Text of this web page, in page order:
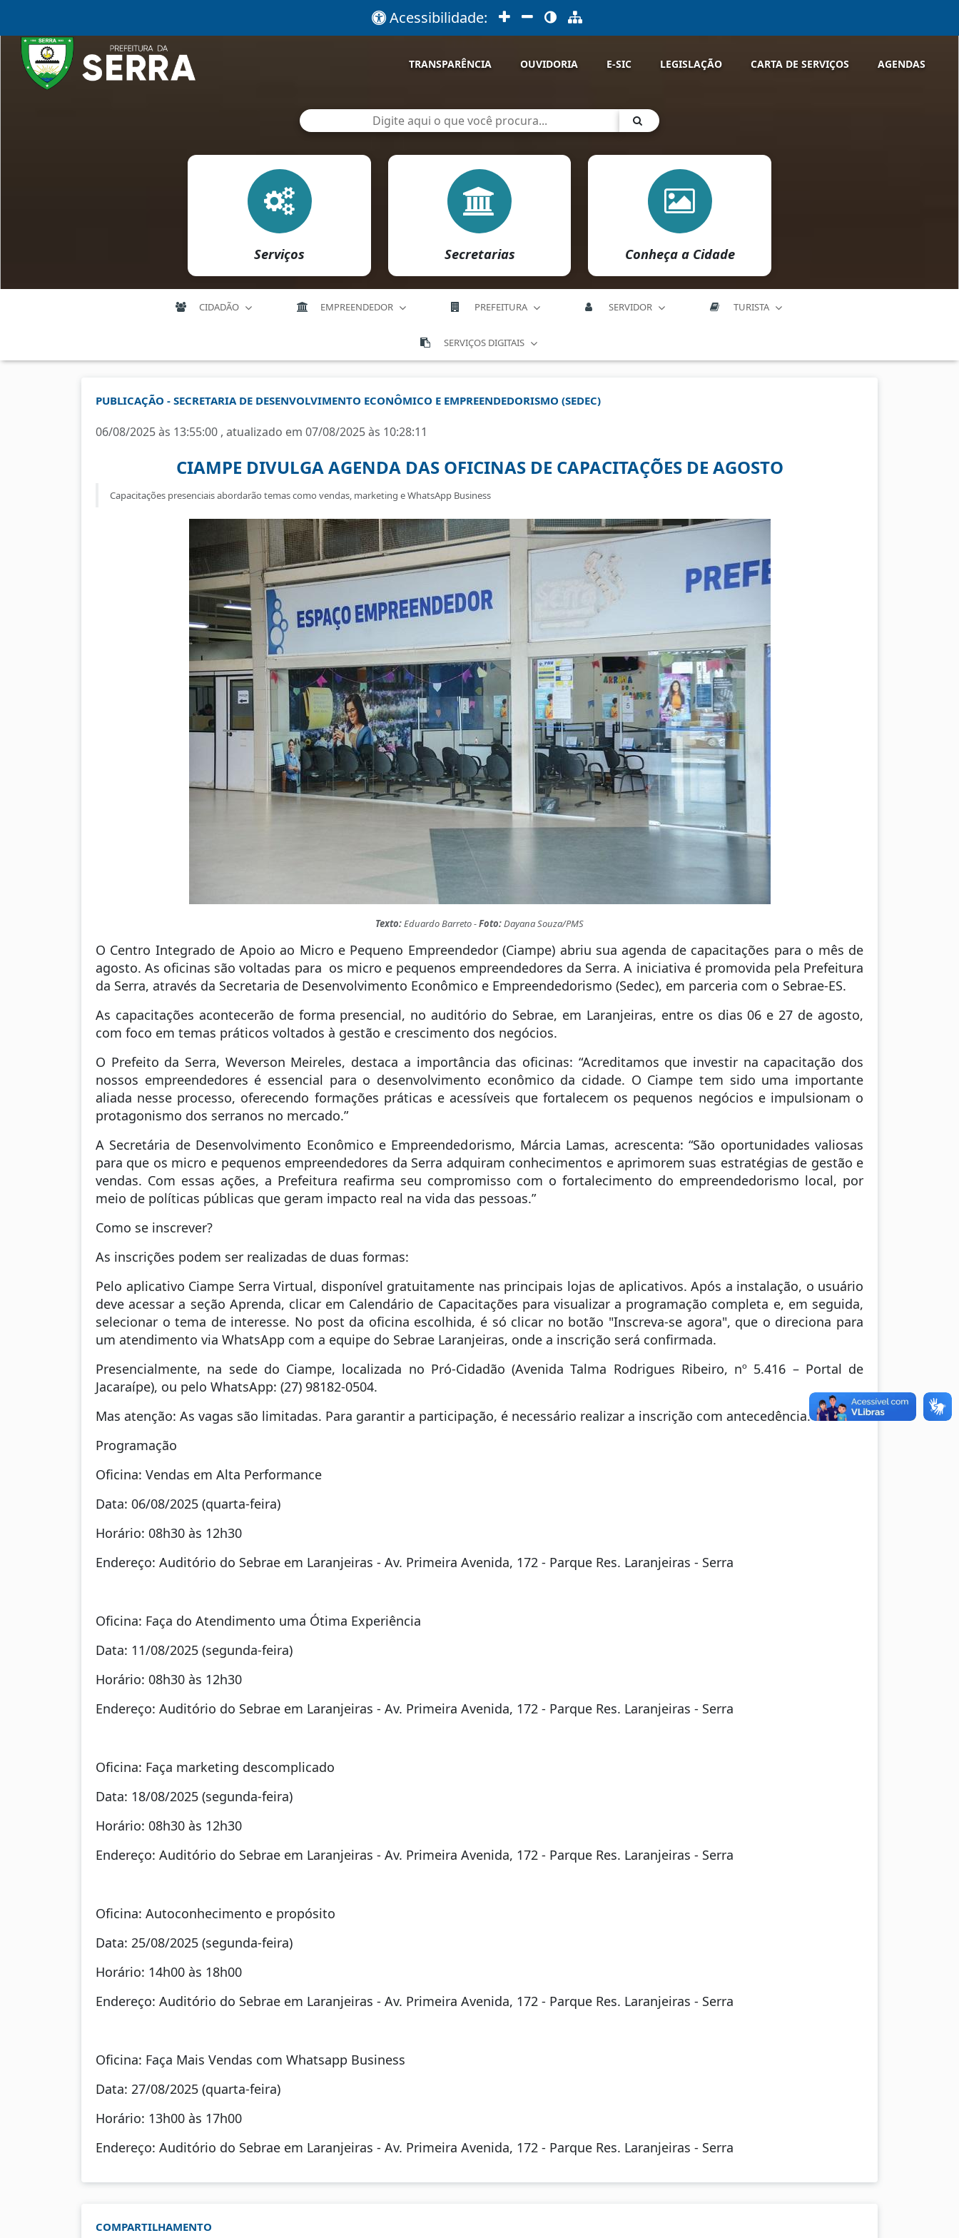
Acessibilidade:
TRANSPARÊNCIA OUVIDORIA E-SIC LEGISLAÇÃO CARTA DE SERVIÇOS AGENDAS
Serviços Secretarias Conheça a Cidade
CIDADÃO EMPREENDEDOR PREFEITURA SERVIDOR TURISTA
SERVIÇOS DIGITAIS
PUBLICAÇÃO - SECRETARIA DE DESENVOLVIMENTO ECONÔMICO E EMPREENDEDORISMO (SEDEC)
06/08/2025 às 13:55:00 , atualizado em 07/08/2025 às 10:28:11
CIAMPE DIVULGA AGENDA DAS OFICINAS DE CAPACITAÇÕES DE AGOSTO
Capacitações presenciais abordarão temas como vendas, marketing e WhatsApp Business
Texto:Eduardo Barreto -Foto:Dayana Souza/PMS
O Centro Integrado de Apoio ao Micro e Pequeno Empreendedor (Ciampe) abriu sua agenda de capacitações para o mês de
agosto. As oficinas são voltadas para os micro e pequenos empreendedores da Serra. A iniciativa é promovida pela Prefeitura
da Serra, através da Secretaria de Desenvolvimento Econômico e Empreendedorismo (Sedec), em parceria com o Sebrae-ES.
As capacitações acontecerão de forma presencial, no auditório do Sebrae, em Laranjeiras, entre os dias 06 e 27 de agosto,
com foco em temas práticos voltados à gestão e crescimento dos negócios.
O Prefeito da Serra, Weverson Meireles, destaca a importância das oficinas: “Acreditamos que investir na capacitação dos
nossos empreendedores é essencial para o desenvolvimento econômico da cidade. O Ciampe tem sido uma importante
aliada nesse processo, oferecendo formações práticas e acessíveis que fortalecem os pequenos negócios e impulsionam o
protagonismo dos serranos no mercado.”
A Secretária de Desenvolvimento Econômico e Empreendedorismo, Márcia Lamas, acrescenta: “São oportunidades valiosas
para que os micro e pequenos empreendedores da Serra adquiram conhecimentos e aprimorem suas estratégias de gestão e
vendas. Com essas ações, a Prefeitura reafirma seu compromisso com o fortalecimento do empreendedorismo local, por
meio de políticas públicas que geram impacto real na vida das pessoas.”
Como se inscrever?
As inscrições podem ser realizadas de duas formas:
Pelo aplicativo Ciampe Serra Virtual, disponível gratuitamente nas principais lojas de aplicativos. Após a instalação, o usuário
deve acessar a seção Aprenda, clicar em Calendário de Capacitações para visualizar a programação completa e, em seguida,
selecionar o tema de interesse. No post da oficina escolhida, é só clicar no botão "Inscreva-se agora", que o direciona para
um atendimento via WhatsApp com a equipe do Sebrae Laranjeiras, onde a inscrição será confirmada.
Presencialmente, na sede do Ciampe, localizada no Pró-Cidadão (Avenida Talma Rodrigues Ribeiro, nº 5.416 – Portal de
Jacaraípe), ou pelo WhatsApp: (27) 98182-0504.
Mas atenção: As vagas são limitadas. Para garantir a participação, é necessário realizar a inscrição com antecedência.
Programação
Oficina: Vendas em Alta Performance
Data: 06/08/2025 (quarta-feira)
Horário: 08h30 às 12h30
Endereço: Auditório do Sebrae em Laranjeiras - Av. Primeira Avenida, 172 - Parque Res. Laranjeiras - Serra
Oficina: Faça do Atendimento uma Ótima Experiência
Data: 11/08/2025 (segunda-feira)
Horário: 08h30 às 12h30
Endereço: Auditório do Sebrae em Laranjeiras - Av. Primeira Avenida, 172 - Parque Res. Laranjeiras - Serra
Oficina: Faça marketing descomplicado
Data: 18/08/2025 (segunda-feira)
Horário: 08h30 às 12h30
Endereço: Auditório do Sebrae em Laranjeiras - Av. Primeira Avenida, 172 - Parque Res. Laranjeiras - Serra
Oficina: Autoconhecimento e propósito
Data: 25/08/2025 (segunda-feira)
Horário: 14h00 às 18h00
Endereço: Auditório do Sebrae em Laranjeiras - Av. Primeira Avenida, 172 - Parque Res. Laranjeiras - Serra
Oficina: Faça Mais Vendas com Whatsapp Business
Data: 27/08/2025 (quarta-feira)
Horário: 13h00 às 17h00
Endereço: Auditório do Sebrae em Laranjeiras - Av. Primeira Avenida, 172 - Parque Res. Laranjeiras - Serra
COMPARTILHAMENTO